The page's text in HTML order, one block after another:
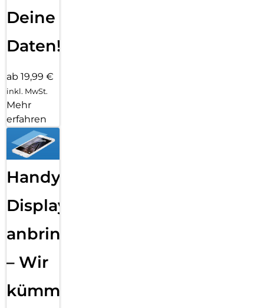
Deine
Daten!
ab 19,99 €
inkl. MwSt.
Mehr
erfahren
Handy
Displayfolie
anbringen
– Wir
kümmern